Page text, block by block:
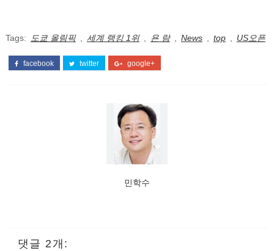
Tags: 도쿄 올림픽 세계 랭킹 1위 욘 람 News top US오픈
facebook twitter google+
민학수
댓글 2개: